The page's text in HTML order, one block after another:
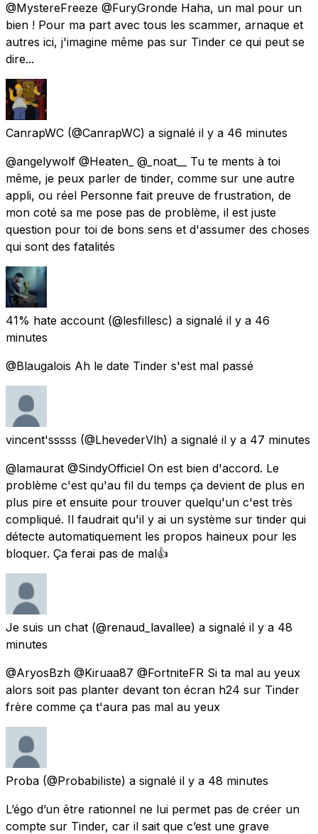
@MystereFreeze @FuryGronde Haha, un mal pour un
bien ! Pour ma part avec tous les scammer, arnaque et
autres ici, j'imagine même pas sur Tinder ce qui peut se
dire...
CanrapWC (@CanrapWC) a signalé il y a 46 minutes
@angelywolf @Heaten_ @_noat__ Tu te ments à toi
même, je peux parler de tinder, comme sur une autre
appli, ou réel Personne fait preuve de frustration, de
mon coté sa me pose pas de problème, il est juste
question pour toi de bons sens et d'assumer des choses
qui sont des fatalités
41% hate account (@lesfillesc) a signalé il y a 46
minutes
@Blaugalois Ah le date Tinder s'est mal passé
vincent'sssss (@LhevederVlh) a signalé il y a 47 minutes
@lamaurat @SindyOfficiel On est bien d'accord. Le
problème c'est qu'au fil du temps ça devient de plus en
plus pire et ensuite pour trouver quelqu'un c'est très
compliqué. Il faudrait qu'il y ai un système sur tinder qui
détecte automatiquement les propos haineux pour les
bloquer. Ça ferai pas de mal👍
Je suis un chat (@renaud_lavallee) a signalé il y a 48
minutes
@AryosBzh @Kiruaa87 @FortniteFR Si ta mal au yeux
alors soit pas planter devant ton écran h24 sur Tinder
frère comme ça t'aura pas mal au yeux
Proba (@ProbabiIiste) a signalé il y a 48 minutes
L’égo d’un être rationnel ne lui permet pas de créer un
compte sur Tinder, car il sait que c’est une grave